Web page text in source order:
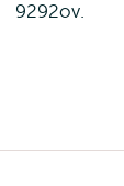
9292ov.